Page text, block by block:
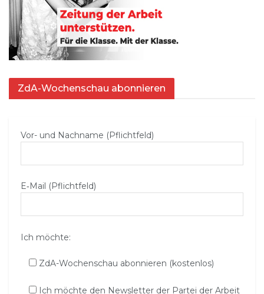
ZdA-Wochenschau abonnieren
Vor- und Nachname (Pflichtfeld)
E‑Mail (Pflichtfeld)
Ich möchte:
ZdA-Wochenschau abonnieren (kostenlos)
Ich möchte den Newsletter der Partei der Arbeit